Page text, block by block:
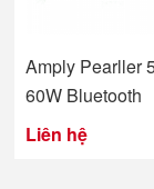
Amply Pearller
60W Bluetooth
Liên hệ